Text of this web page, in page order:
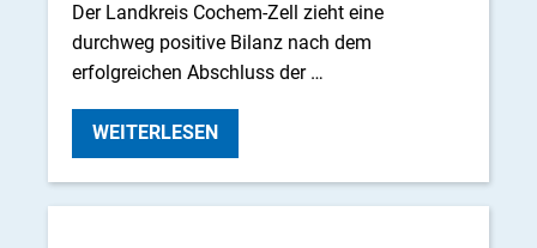
Der Landkreis Cochem-Zell zieht eine
durchweg positive Bilanz nach dem
erfolgreichen Abschluss der …
WEITERLESEN